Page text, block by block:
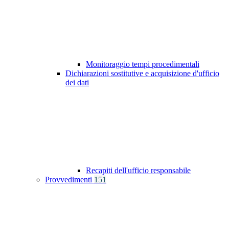
Monitoraggio tempi procedimentali
Dichiarazioni sostitutive e acquisizione d'ufficio
dei dati
Recapiti dell'ufficio responsabile
Provvedimenti 151